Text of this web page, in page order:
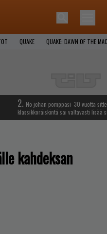
QUAKE QUAKE: DAWN OF THE
2. No johan pomppasi: 30 vuotta
klassikkoräiskintä sai valtavasti lisää
kahdeksan